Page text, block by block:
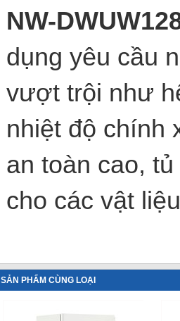
NW-
dụng yêu cầu
vượt trội như
nhiệt độ chính
an toàn cao,
cho các vật
SẢN PHẨM CÙNG LOẠI